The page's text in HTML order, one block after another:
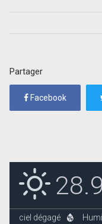
Partager
Facebook
ciel dégagé